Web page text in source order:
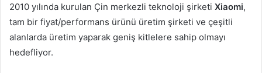
m
2010 yılında kurulan Çin merkezli teknoloji şirketi Xiaomi,
tam bir fiyat/performans ürünü üretim şirketi ve çeşitli
alanlarda üretim yaparak geniş kitlelere sahip olmayı
hedefliyor.